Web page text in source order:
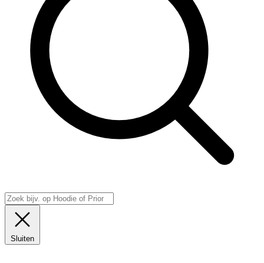
Sluiten